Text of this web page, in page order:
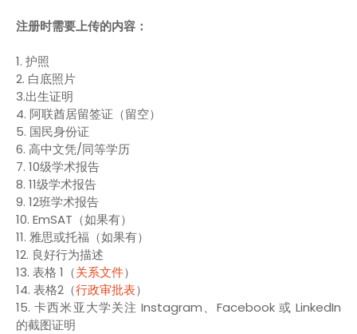
注册时需要上传的内容：
1. 护照
2. 白底照片
3.出生证明
4. 阿联酋居留签证（留空）
5. 国民身份证
6. 高中文凭/同等学历
7. 10级学术报告
8. 11级学术报告
9. 12班学术报告
10. EmSAT（如果有）
11. 雅思或托福（如果有）
12. 良好行为描述
13. 表格 1（关系文件）
14. 表格2（行政审批表）
15. 卡西米亚大学关注 Instagram、Facebook 或 LinkedIn
的截图证明